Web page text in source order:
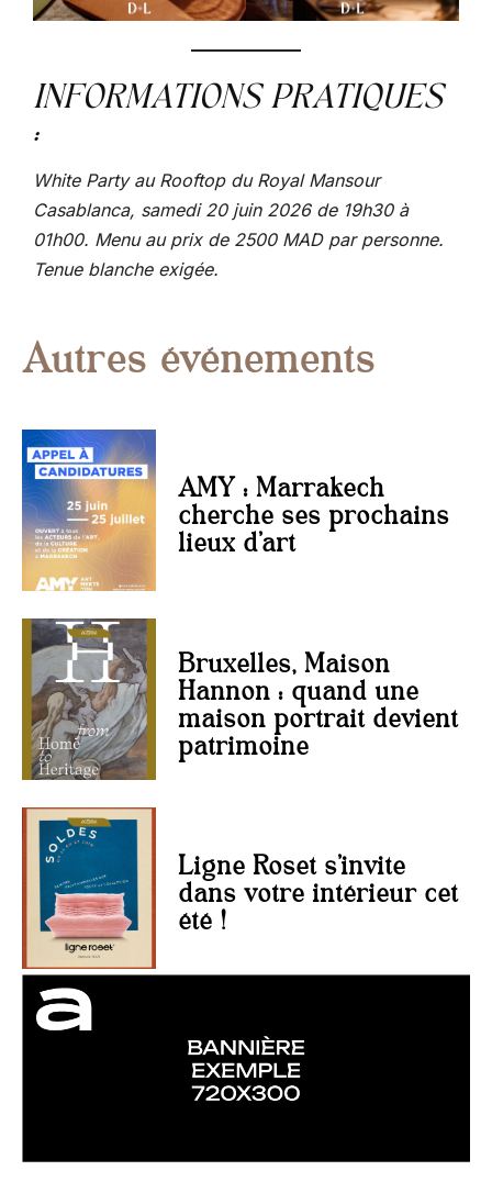
INFORMATIONS PRATIQUES
:
White Party au Rooftop du Royal Mansour
Casablanca, samedi 20 juin 2026 de 19h30 à
01h00. Menu au prix de 2500 MAD par personne.
Tenue blanche exigée.
Autres événements
AMY : Marrakech
cherche ses prochains
lieux d’art
Bruxelles, Maison
Hannon : quand une
maison portrait devient
patrimoine
Ligne Roset s’invite
dans votre intérieur cet
été !